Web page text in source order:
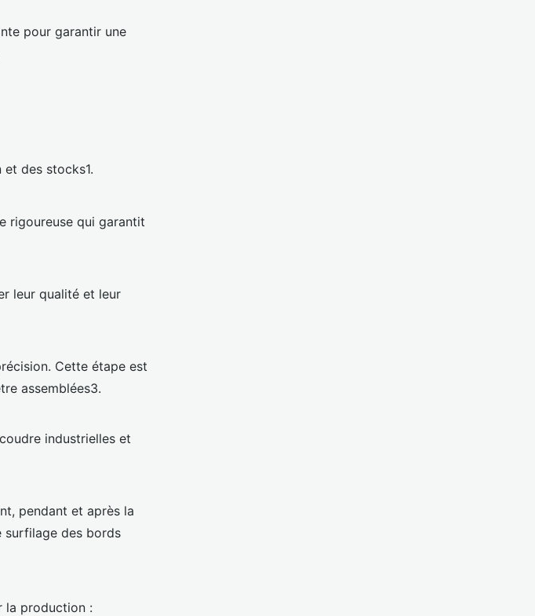
pour garantir une
des stocks1.
rigoureuse qui garantit
leur qualité et leur
Cette étape est
assemblées3.
industrielles et
pendant et après la
surfilage des bords
la production :